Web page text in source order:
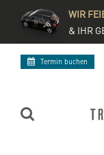
WIR
& IHR
Termin buchen